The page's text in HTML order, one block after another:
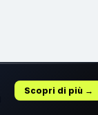
Scopri di più →